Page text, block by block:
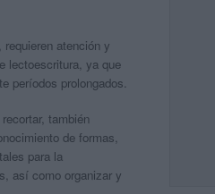
atención y
lectoescritura, ya que
períodos prolongados.
también
de formas,
para la
así como organizar y